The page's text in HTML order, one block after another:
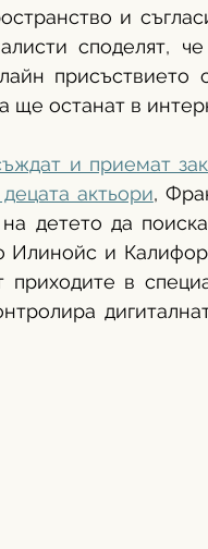
и
споделят,
ще останат в
и приемат
актьори,
детето да
Илинойс и
приходите в